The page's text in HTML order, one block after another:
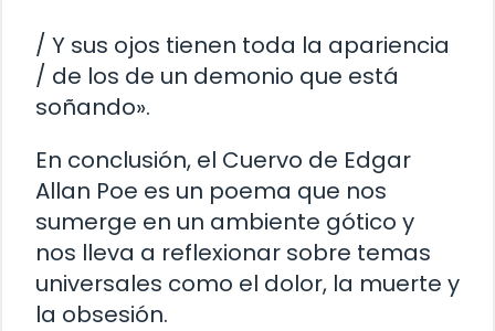
/ Y sus ojos tienen toda la apariencia
/ de los de un demonio que está
soñando».
En conclusión, el Cuervo de Edgar
Allan Poe es un poema que nos
sumerge en un ambiente gótico y
nos lleva a reflexionar sobre temas
universales como el dolor, la muerte y
la obsesión.